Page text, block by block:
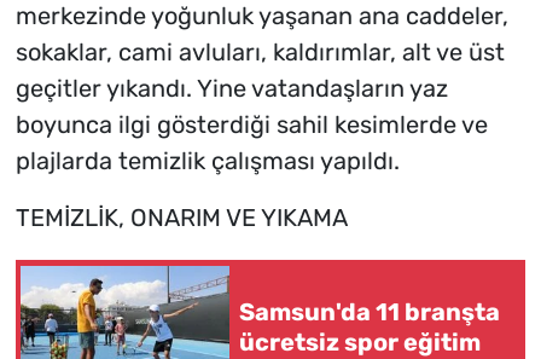
merkezinde yoğunluk yaşanan ana caddeler,
sokaklar, cami avluları, kaldırımlar, alt ve üst
geçitler yıkandı. Yine vatandaşların yaz
boyunca ilgi gösterdiği sahil kesimlerde ve
plajlarda temizlik çalışması yapıldı.
TEMİZLİK, ONARIM VE YIKAMA
Samsun'da 11 branşta
ücretsiz spor eğitim